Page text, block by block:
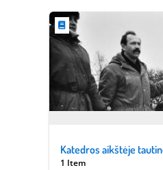
1 Item